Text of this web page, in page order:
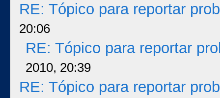
RE: Tópico para reportar
20:06
RE: Tópico para reportar
2010, 20:39
RE: Tópico para reportar